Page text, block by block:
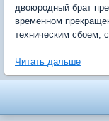
двоюродный брат
временном
техническим сбоем,
Читать дальше